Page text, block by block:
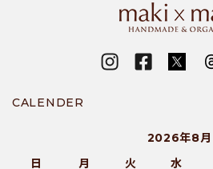
CALENDER
2026年8月
日
月 火 水